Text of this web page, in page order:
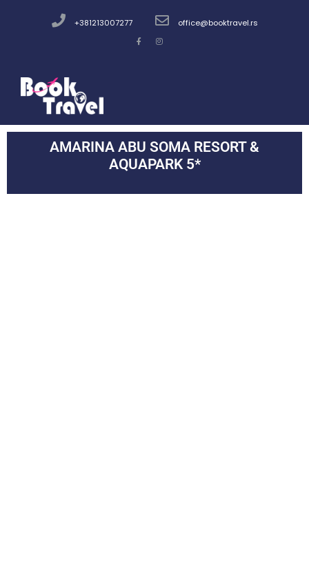
+381213007277 office@booktravel.rs
AMARINA ABU SOMA RESORT &
AQUAPARK 5*